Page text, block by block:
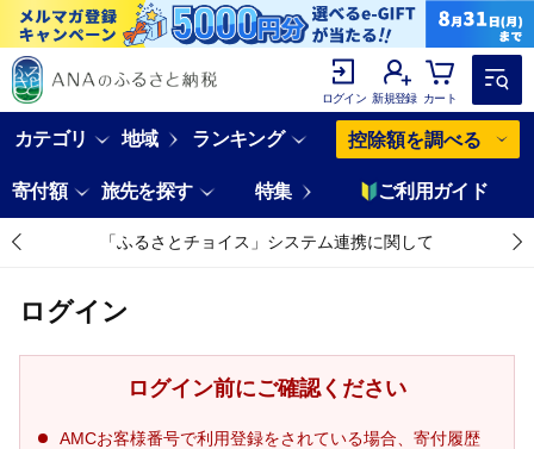
ログイン 新規登録 カート
カテゴリ 地域 ランキング 控除額を調べる
寄付額 旅先を探す 特集 ご利用ガイド
「ふるさとチョイス」システム連携に関して
ログイン
ログイン前にご確認ください
AMCお客様番号で利用登録をされている場合、寄付履歴